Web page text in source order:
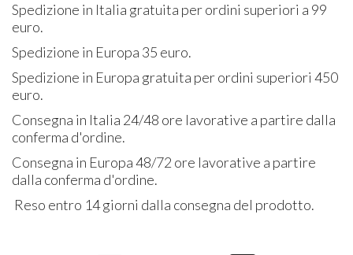
Spedizione in Italia gratuita per ordini superiori a 99
euro.
Spedizione in Europa 35 euro.
Spedizione in Europa gratuita per ordini superiori 450
euro.
Consegna in Italia 24/48 ore lavorative a partire dalla
conferma d'ordine.
Consegna in Europa 48/72 ore lavorative a partire
dalla conferma d'ordine.
Reso entro 14 giorni dalla consegna del prodotto.